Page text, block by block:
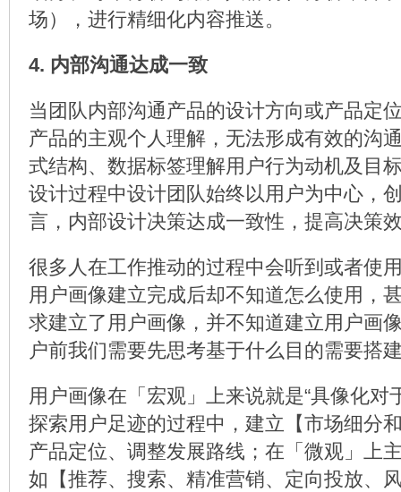
场），进行精细化内容推送。
4. 内部沟通达成一致
当团队内部沟通产品的设计方向或产品定
产品的主观个人理解，无法形成有效的沟
式结构、数据标签理解用户行为动机及目
设计过程中设计团队始终以用户为中心，
言，内部设计决策达成一致性，提高决策
很多人在工作推动的过程中会听到或者使
用户画像建立完成后却不知道怎么使用，
求建立了用户画像，并不知道建立用户画
户前我们需要先思考基于什么目的需要搭
用户画像在「宏观」上来说就是“具像化对
探索用户足迹的过程中，建立【市场细分
产品定位、调整发展路线；在「微观」上
如【推荐、搜索、精准营销、定向投放、